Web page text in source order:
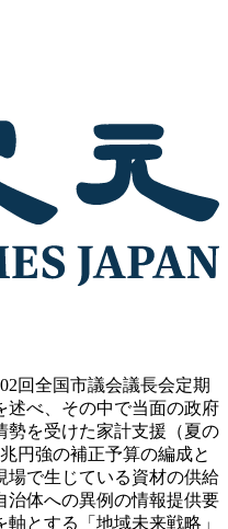
回全国市議会議長会定期
述べ、その中で当面の政府
勢を受けた家計支援（夏の
円強の補正予算の編成と
場で生じている資材の供給
治体への異例の情報提供要
とする「地域未来戦略」